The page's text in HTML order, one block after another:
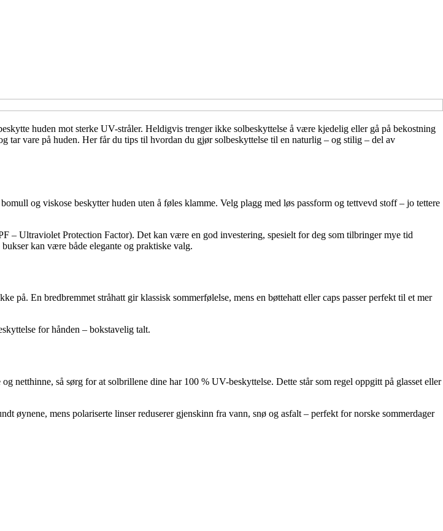
huden mot sterke UV-stråler. Heldigvis trenger ikke solbeskyttelse å være kjedelig eller gå på bekostning
tar vare på huden. Her får du tips til hvordan du gjør solbeskyttelse til en naturlig – og stilig – del av
og viskose beskytter huden uten å føles klamme. Velg plagg med løs passform og tettvevd stoff – jo tettere
– Ultraviolet Protection Factor). Det kan være en god investering, spesielt for deg som tilbringer mye tid
kan være både elegante og praktiske valg.
på. En bredbremmet stråhatt gir klassisk sommerfølelse, mens en bøttehatt eller caps passer perfekt til et mer
for hånden – bokstavelig talt.
netthinne, så sørg for at solbrillene dine har 100 % UV-beskyttelse. Dette står som regel oppgitt på glasset eller
øynene, mens polariserte linser reduserer gjenskinn fra vann, snø og asfalt – perfekt for norske sommerdager